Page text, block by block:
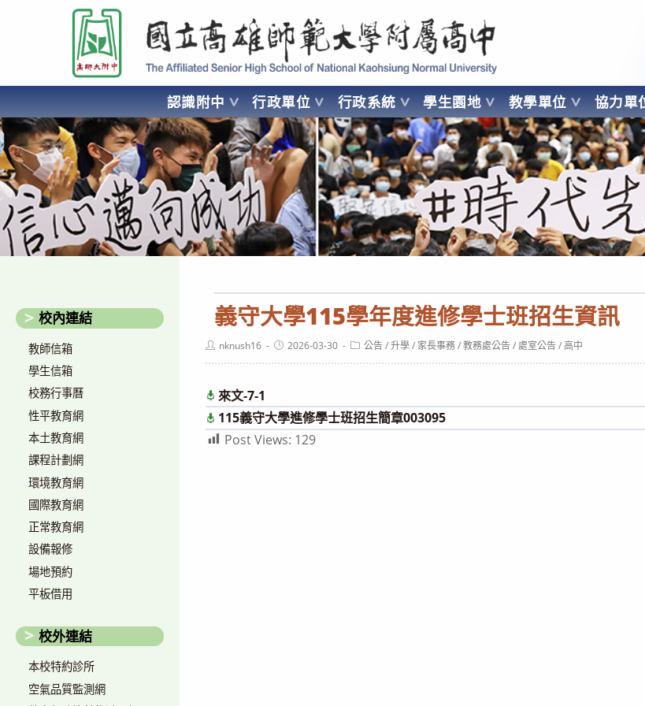
要
容
國立高雄師範大學附屬高級中學 Affiliated Senior High School of National Kaohsiung Normal University
認識附中 行政單位 行政系統 學生園地 教學單位 協力單
AFFILIATED SENIOR HIGH SCHOOL OF NATIONAL KAOHSIUNG NORMAL UNIVERSITY
義守大學115學年度進修學士班招生資訊
Postnknush16
Post2026-03-30
Post公告 / 升學 / 家長事務 / 教務處公告 / 處室公告 / 高中
來文-7-1
115義守大學進修學士班招生簡章003095
Post Views: 129
校內連結
教師信箱
學生信箱
校務行事曆
性平教育網
本土教育網
課程計劃網
環境教育網
國際教育網
正常教育網
設備報修
場地預約
平板借用
校外連結
本校特約診所
空氣品質監測網